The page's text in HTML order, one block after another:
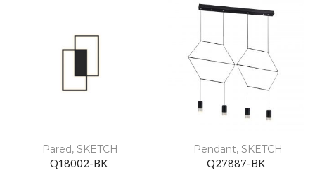
Pared, SKETCH
Q18002-BK
Pendant, SKETCH
Q27887-BK